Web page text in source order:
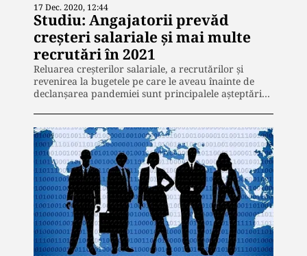
17 Dec. 2020, 12:44
Studiu: Angajatorii prevăd
creșteri salariale și mai multe
recrutări în 2021
Reluarea creşterilor salariale, a recrutărilor şi
revenirea la bugetele pe care le aveau înainte de
declanşarea pandemiei sunt principalele aşteptări…